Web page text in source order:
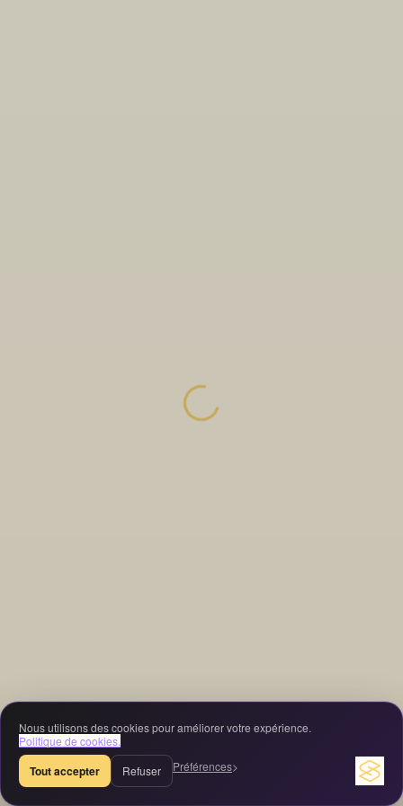
Nous utilisons des cookies pour améliorer votre expérience.
Politique de cookies.
Tout accepter Refuser Préférences